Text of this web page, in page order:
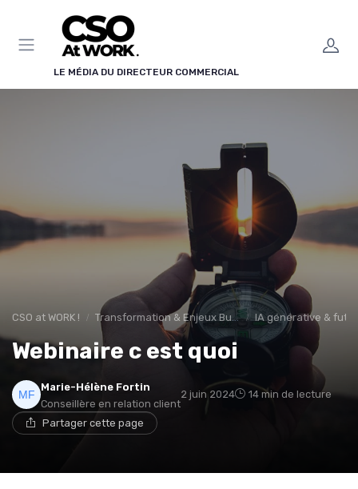
LE MÉDIA DU DIRECTEUR COMMERCIAL
CSO at WORK ! Transformation & Enjeux Business IA générative &
Webinaire c est quoi
Marie-Hélène Fortin
Conseillère en relation client
2 juin 2024 14 min de lecture
Partager cette page